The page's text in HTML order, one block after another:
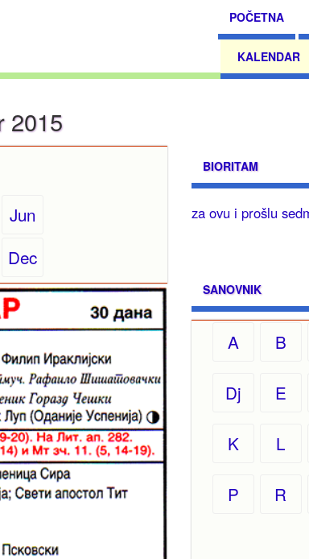
POČETNA
KALENDAR
2015
Jun
Dec
BIORITAM
za ovu i prošlu
SANOVNIK
A B
Dj E
K L
P R